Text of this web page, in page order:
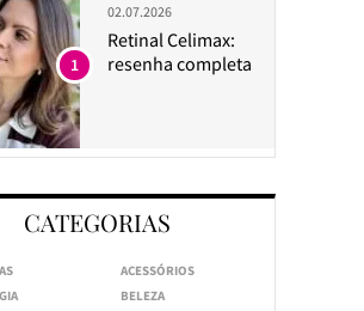
02.07.2026
Retinal Celimax:
resenha completa
1
CATEGORIAS
ACESSÓRIOS
BELEZA